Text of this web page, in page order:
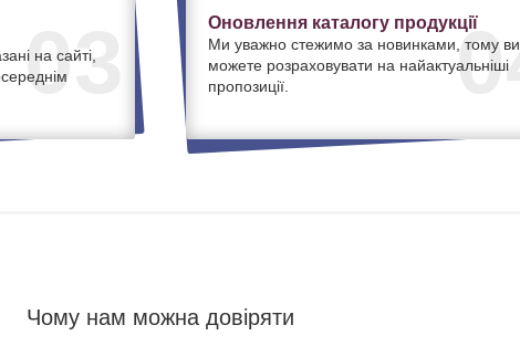
03
на сайті,
04
Оновлення каталогу продукції
Ми уважно стежимо за новинками, тому ви
можете розраховувати на найактуальніші
пропозиції.
Чому нам можна довіряти